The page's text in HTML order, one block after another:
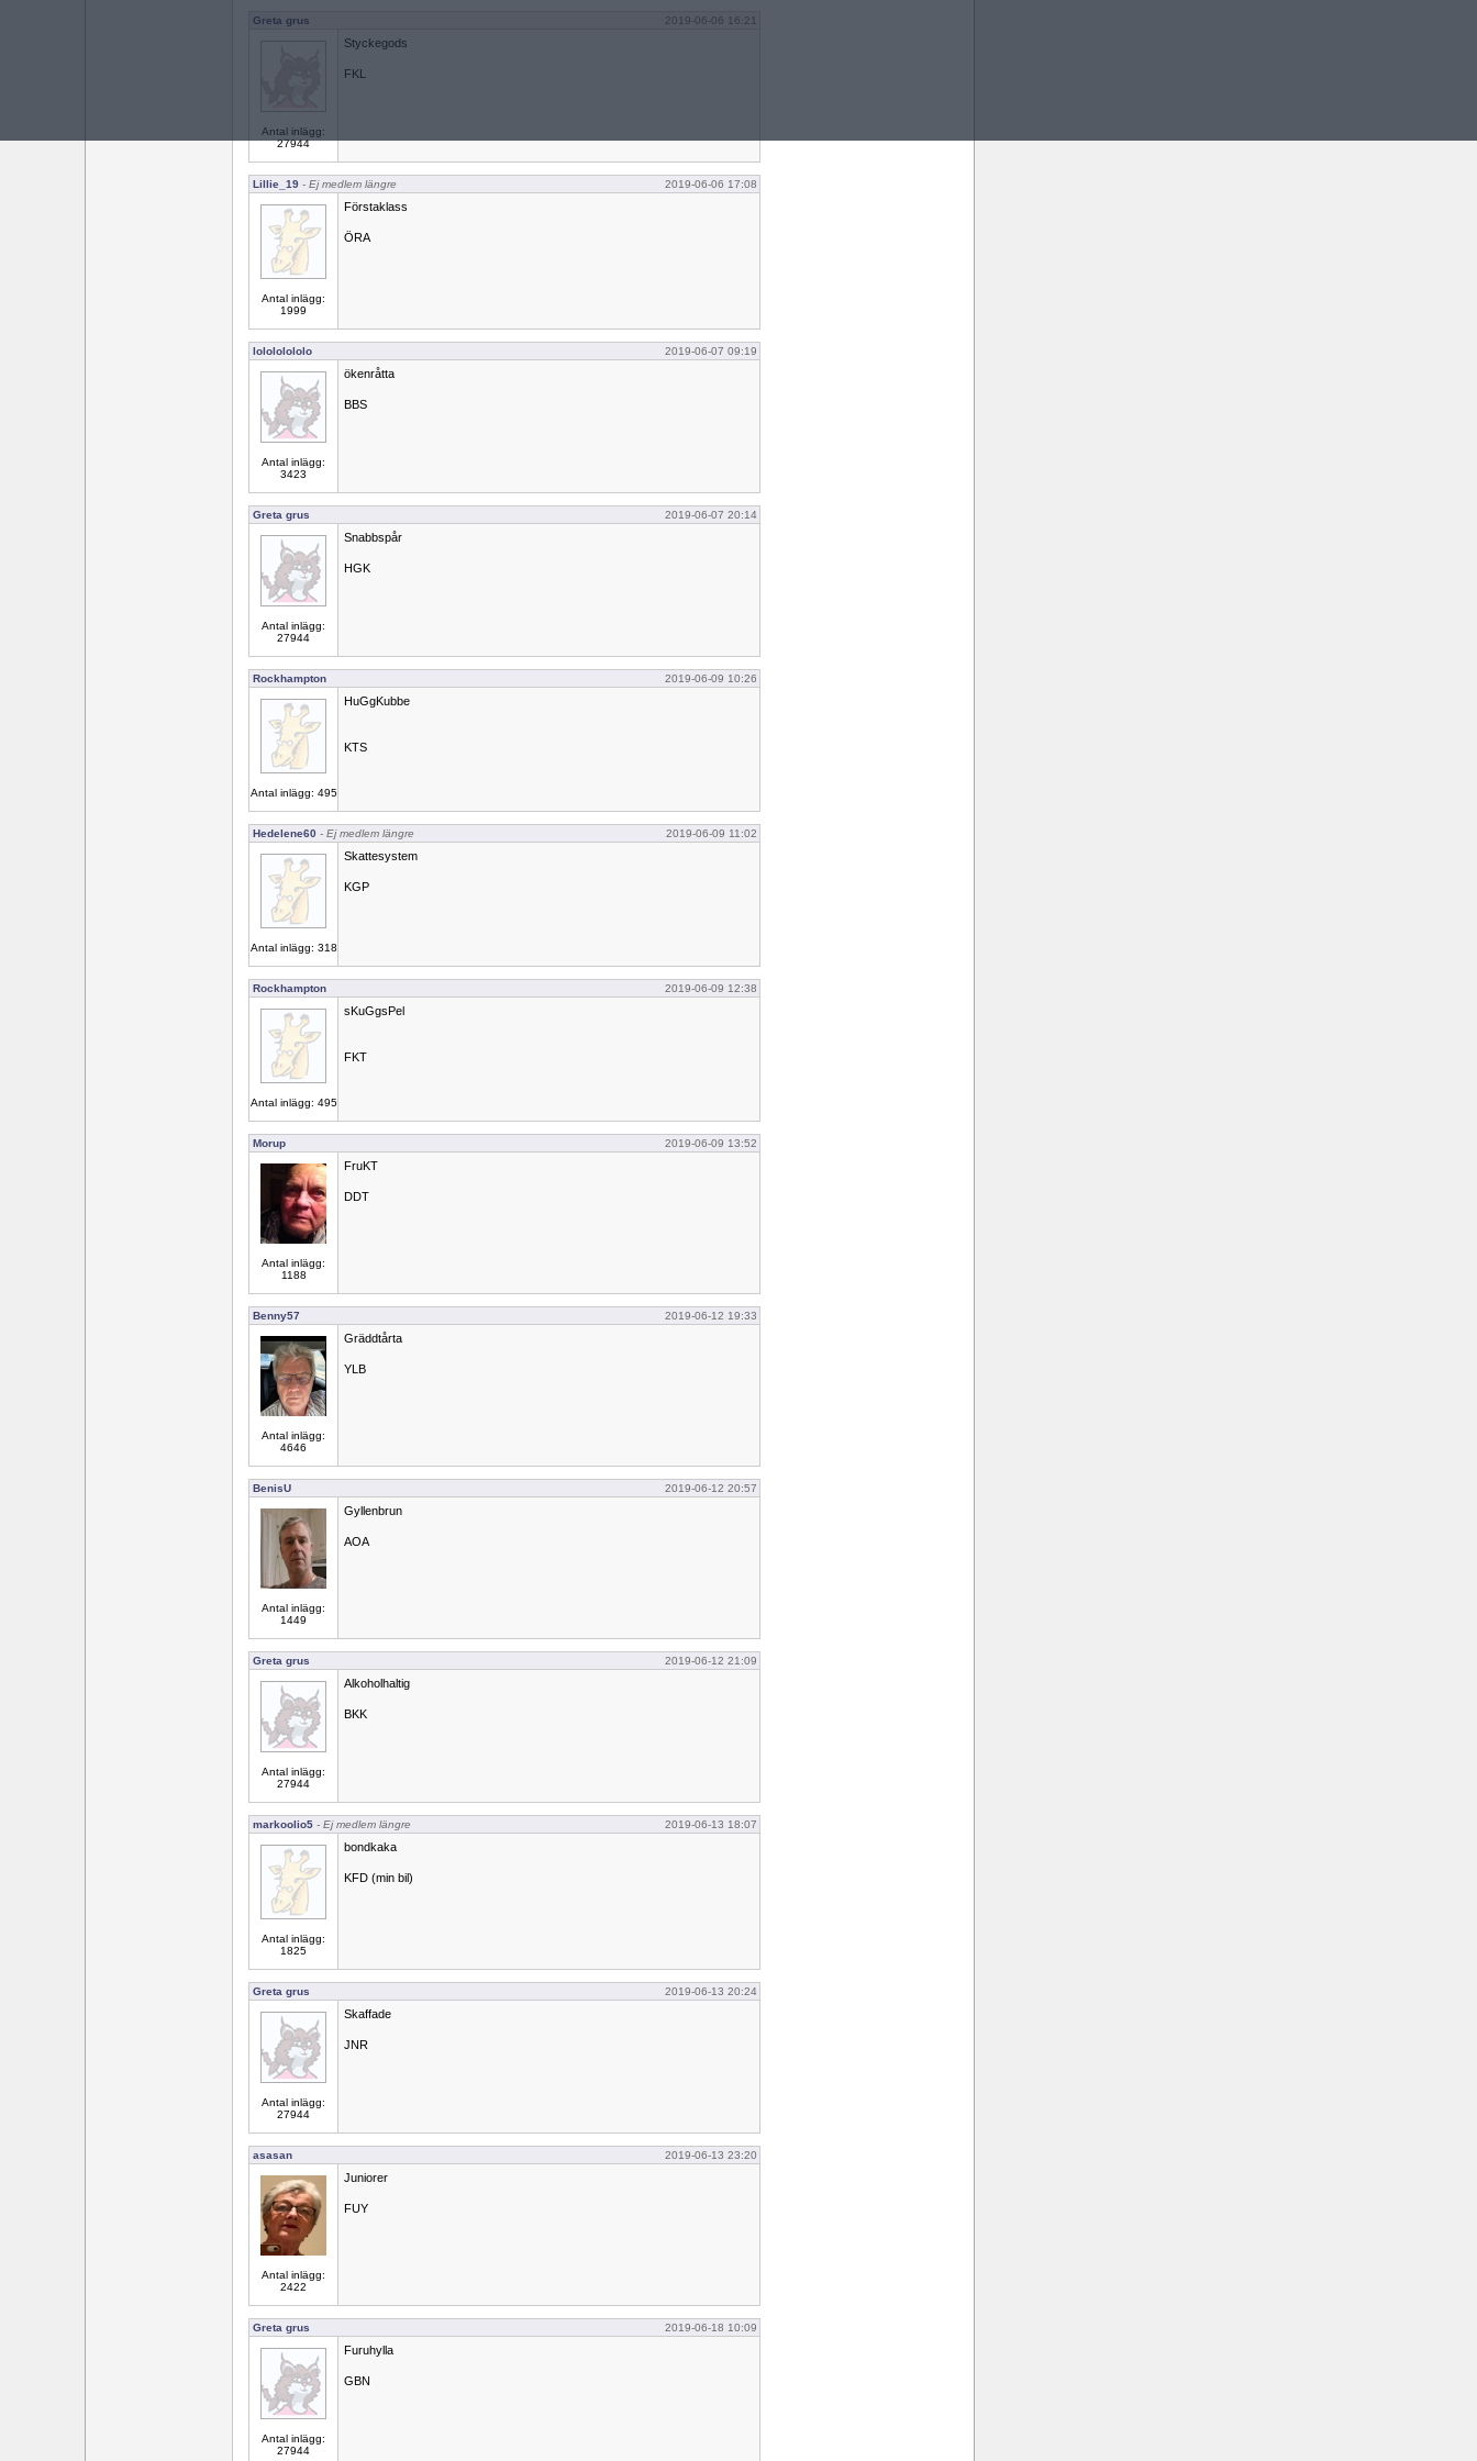
Greta grus 2019-06-06 16:21
Antal inlägg:
27944
Styckegods
FKL
Lillie_19 - Ej medlem längre 2019-06-06 17:08
Antal inlägg:
1999
Förstaklass
ÖRA
lolololololo 2019-06-07 09:19
Antal inlägg:
3423
ökenråtta
BBS
Greta grus 2019-06-07 20:14
Antal inlägg:
27944
Snabbspår
HGK
Rockhampton 2019-06-09 10:26
Antal inlägg: 495
HuGgKubbe
KTS
Hedelene60 - Ej medlem längre 2019-06-09 11:02
Antal inlägg: 318
Skattesystem
KGP
Rockhampton 2019-06-09 12:38
Antal inlägg: 495
sKuGgsPel
FKT
Morup 2019-06-09 13:52
Antal inlägg:
1188
FruKT
DDT
Benny57 2019-06-12 19:33
Antal inlägg:
4646
Gräddtårta
YLB
BenisU 2019-06-12 20:57
Antal inlägg:
1449
Gyllenbrun
AOA
Greta grus 2019-06-12 21:09
Antal inlägg:
27944
Alkoholhaltig
BKK
markoolio5 - Ej medlem längre 2019-06-13 18:07
Antal inlägg:
1825
bondkaka
KFD (min bil)
Greta grus 2019-06-13 20:24
Antal inlägg:
27944
Skaffade
JNR
asasan 2019-06-13 23:20
Antal inlägg:
2422
Juniorer
FUY
Greta grus 2019-06-18 10:09
Antal inlägg:
27944
Furuhylla
GBN